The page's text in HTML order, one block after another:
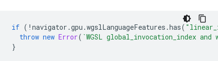
if ( ! navigator .gpu .wgslLanguageFeatures .has(
throw new Error( `WGSL global_invocation_index
}